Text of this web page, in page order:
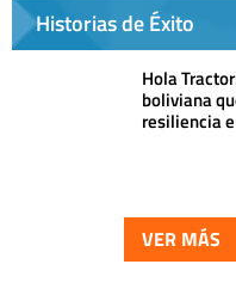
Historias de Éxito
Hola
boliviana
resiliencia
VER MÁS